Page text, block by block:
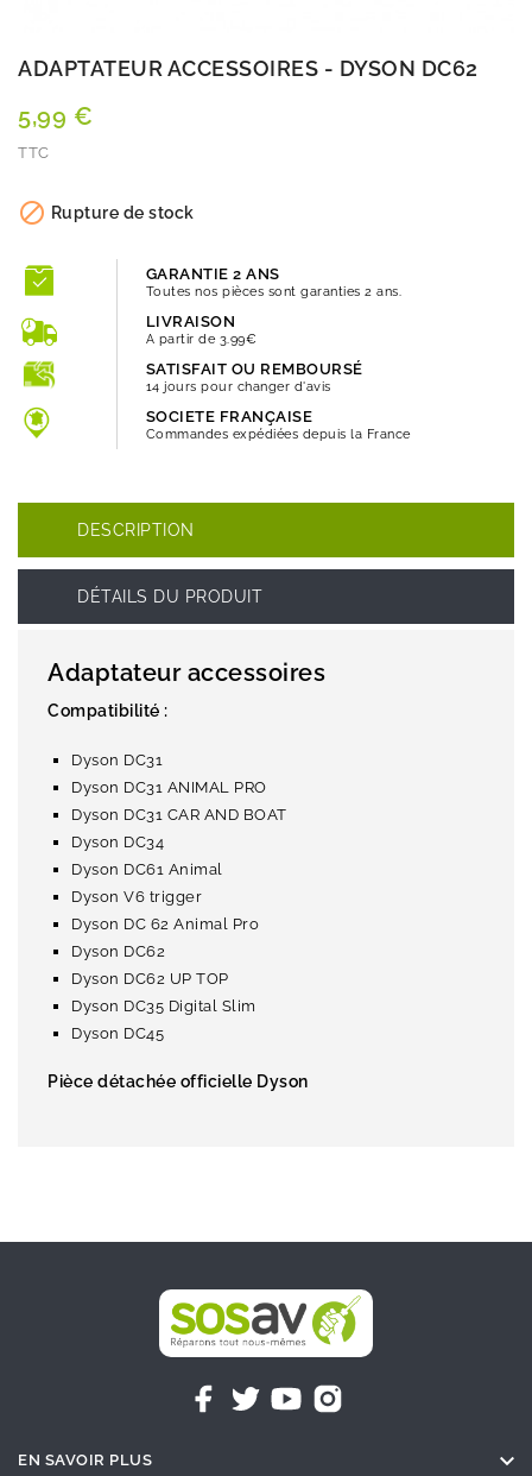
ADAPTATEUR ACCESSOIRES - DYSON DC62
5,99 €
TTC
 Rupture de stock
GARANTIE 2 ANS
Toutes nos pièces sont garanties 2 ans.
LIVRAISON
A partir de 3.99€
SATISFAIT OU REMBOURSÉ
14 jours pour changer d'avis
SOCIETE FRANÇAISE
Commandes expédiées depuis la France
DESCRIPTION
DÉTAILS DU PRODUIT
Adaptateur accessoires
Compatibilité :
Dyson DC31
Dyson DC31 ANIMAL PRO
Dyson DC31 CAR AND BOAT
Dyson DC34
Dyson DC61 Animal
Dyson V6 trigger
Dyson DC 62 Animal Pro
Dyson DC62
Dyson DC62 UP TOP
Dyson DC35 Digital Slim
Dyson DC45
Pièce détachée officielle Dyson
EN SAVOIR PLUS 